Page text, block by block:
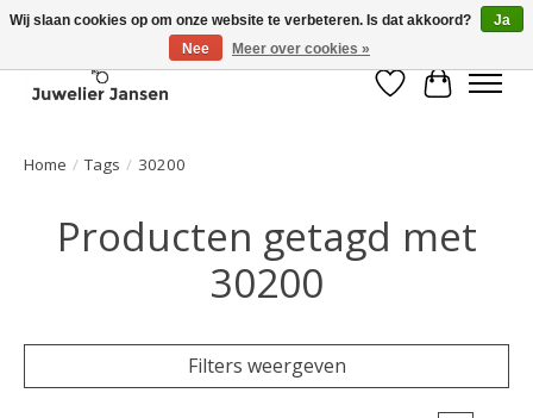
Verlanglijst
Home / Tags / 30200
Producten getagd met
30200
Filters weergeven
Wij slaan cookies op om onze website te verbeteren. Is dat akkoord?
Ja
Nee
Meer over cookies »